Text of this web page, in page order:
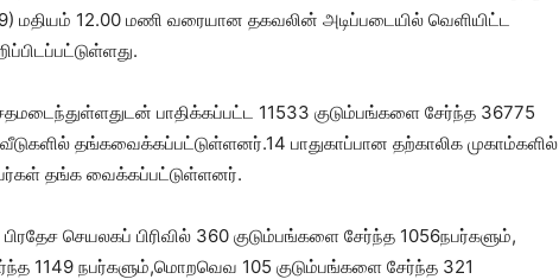
மதியம் 12.00 மணி வரையான தகவலின் அடிப்படையில் வெளியிட்ட
பாதிக்கப்பட்ட 11533 குடும்பங்களை சேர்ந்த 36775
தங்கவைக்கப்பட்டுள்ளனர்.14 பாதுகாப்பான தற்காலிக முகாம்களில்
தங்க வைக்கப்பட்டுள்ளனர்.
செயலகப் பிரிவில் 360 குடும்பங்களை சேர்ந்த 1056நபர்களும்,
1149 நபர்களும்,மொறவெவ 105 குடும்பங்களை சேர்ந்த 321